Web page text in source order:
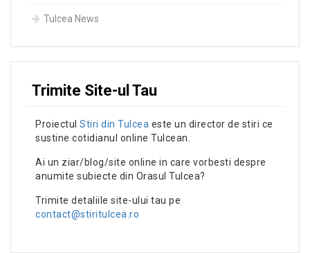
Tulcea News
Trimite Site-ul Tau
Proiectul Stiri din Tulcea este un director de stiri ce
sustine cotidianul online Tulcean.
Ai un ziar/blog/site online in care vorbesti despre
anumite subiecte din Orasul Tulcea?
Trimite detaliile site-ului tau pe
contact@stiritulcea.ro